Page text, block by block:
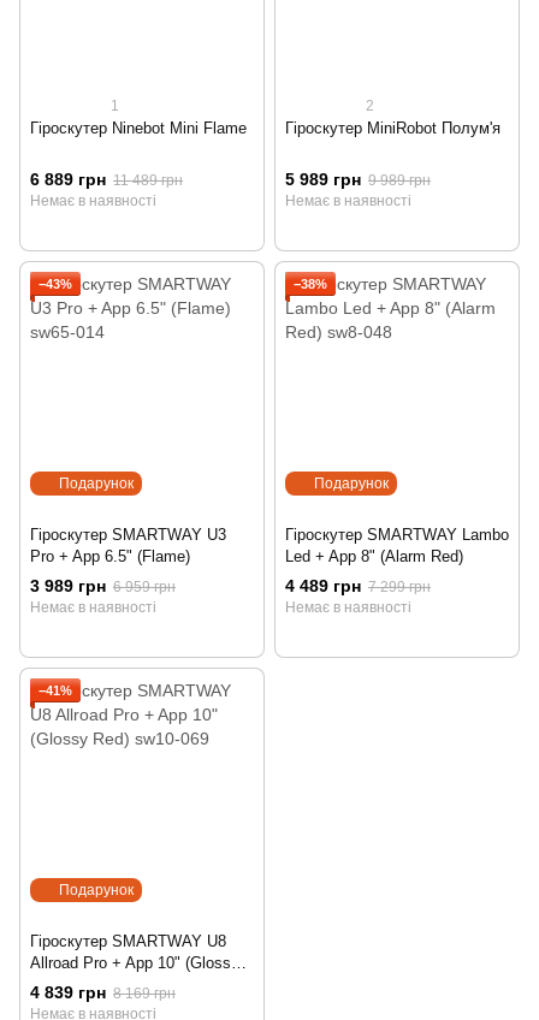
1
Гіроскутер Ninebot Mini Flame
6 889 грн 11 489 грн
Немає в наявності
2
Гіроскутер MiniRobot Полум'я
5 989 грн 9 989 грн
Немає в наявності
Подарунок
−43%
Гіроскутер SMARTWAY U3
Pro + App 6.5" (Flame)
3 989 грн 6 959 грн
Немає в наявності
Подарунок
−38%
Гіроскутер SMARTWAY Lambo
Led + App 8" (Alarm Red)
4 489 грн 7 299 грн
Немає в наявності
Подарунок
−41%
Гіроскутер SMARTWAY U8
Allroad Pro + App 10" (Glossy
Red)
4 839 грн 8 169 грн
Немає в наявності